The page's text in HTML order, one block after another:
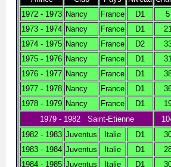
1972 - 1973 Nancy France D1 5
1973 - 1974 Nancy France D1
1974 - 1975 Nancy France D2
1975 - 1976 Nancy France D1
1976 - 1977 Nancy France D1
1977 - 1978 Nancy France D1
1978 - 1979 Nancy France D1
1979 - 1982 Saint-Etienne
1982 - 1983 Juventus Italie D1
1983 - 1984 Juventus Italie D1
1984 - 1985 Juventus Italie D1